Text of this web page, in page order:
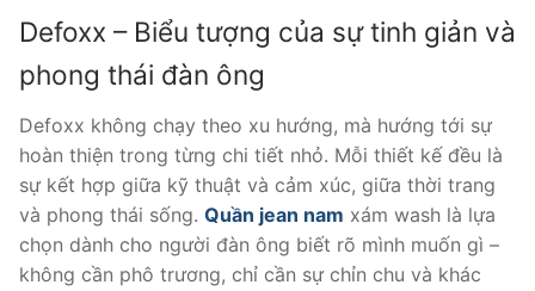
Defoxx – Biểu tượng của sự tinh giản và
phong thái đàn ông
Defoxx không chạy theo xu hướng, mà hướng tới sự
hoàn thiện trong từng chi tiết nhỏ. Mỗi thiết kế đều là
sự kết hợp giữa kỹ thuật và cảm xúc, giữa thời trang
và phong thái sống. Quần jean nam xám wash là lựa
chọn dành cho người đàn ông biết rõ mình muốn gì –
không cần phô trương, chỉ cần sự chỉn chu và khác